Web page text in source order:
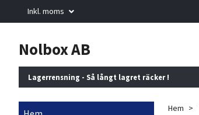
Inkl. moms
Nolbox AB
Lagerrensning - Så långt lagret räcker !
Hem